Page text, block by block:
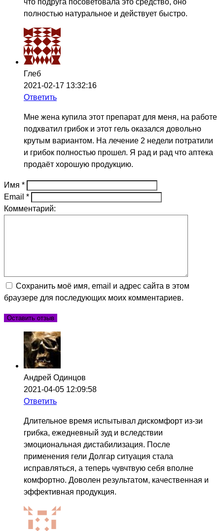
полностью натуральное и действует быстро.
Глеб
2021-02-17 13:32:16
Ответить
Мне жена купила этот препарат для меня, на работе
подхватил грибок и этот гель оказался довольно
крутым вариантом. На лечение 2 недели потратили
и грибок полностью прошел. Я рад и рад что аптека
продаёт хорошую продукцию.
Имя *
Email *
Комментарий:
Сохранить моё имя, email и адрес сайта в этом
браузере для последующих моих комментариев.
Андрей Одинцов
2021-04-05 12:09:58
Ответить
Длительное время испытывал дискомфорт из-зи
грибка, ежедневный зуд и вследствии
эмоциональная дистабилизация. После
применения гели Долгар ситуация стала
исправляться, а теперь чувчтвую себя вполне
комфортно. Доволен результатом, качественная и
эффективная продукция.